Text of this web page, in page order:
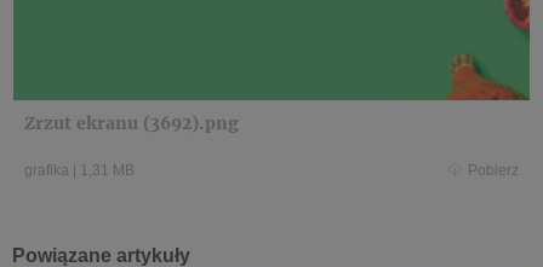
Zrzut ekranu (3692).png
grafika | 1,31 MB Pobierz
Powiązane artykuły